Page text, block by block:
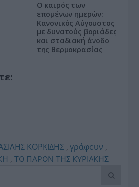
Ο καιρός των
επομένων ημερών:
Κανονικός Αύγουστος
με δυνατούς βοριάδες
και σταδιακή άνοδο
της θερμοκρασίας
ΚΟΡΚΙΔΗΣ ,γράφουν ,
,ΤΟ ΠΑΡΟΝ ΤΗΣ ΚΥΡΙΑΚΗΣ